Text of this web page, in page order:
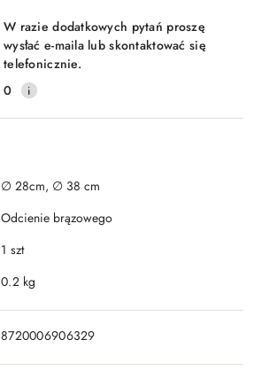
W razie dodatkowych pytań proszę
wysłać e-maila lub skontaktować się
telefonicznie.
0
∅ 28cm, ∅ 38 cm
Odcienie brązowego
1 szt
0.2 kg
8720006906329